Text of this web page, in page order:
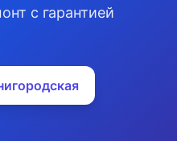
с гарантией